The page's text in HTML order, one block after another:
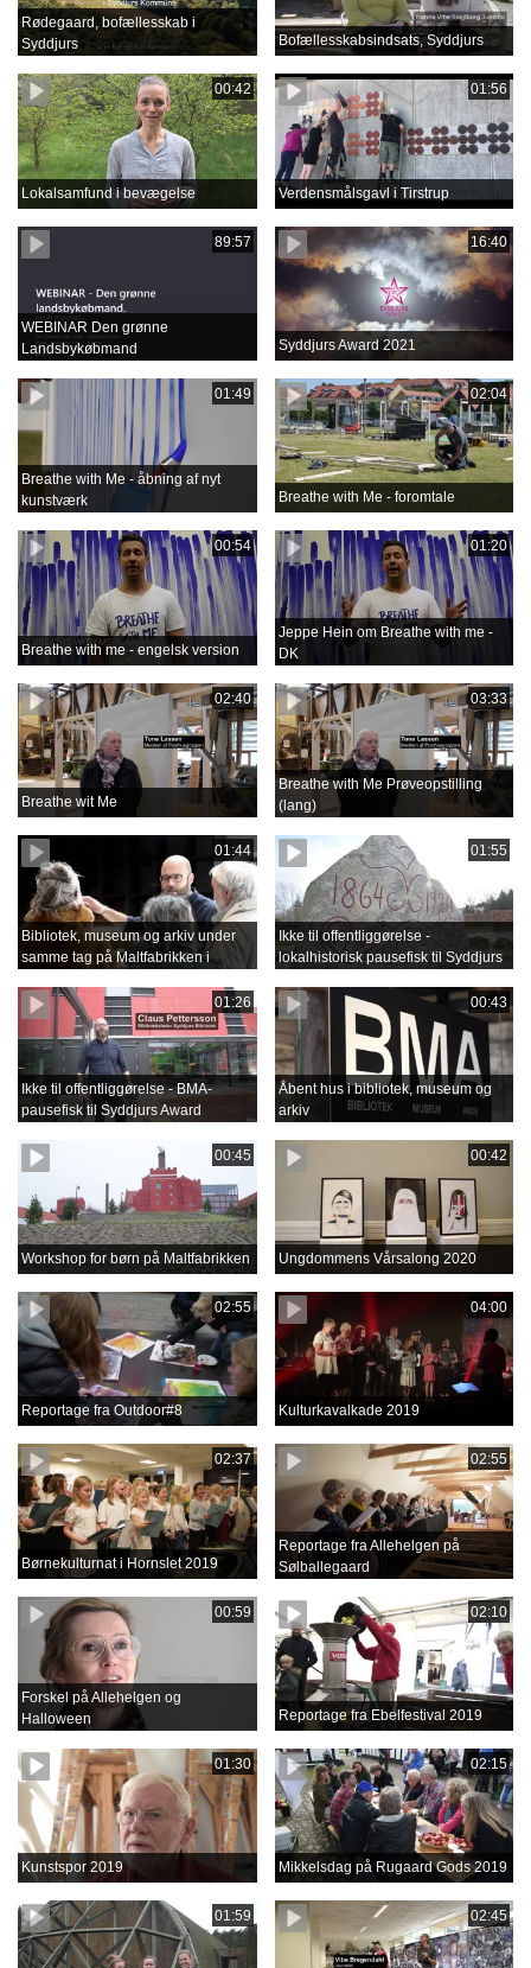
Rødegaard, bofællesskab i
Syddjurs
Bofællesskabsindsats, Syddjurs
00:42
Lokalsamfund i bevægelse
01:56
Verdensmålsgavl i Tirstrup
89:57
WEBINAR Den grønne
Landsbykøbmand
16:40
Syddjurs Award 2021
01:49
Breathe with Me - åbning af nyt
kunstværk
02:04
Breathe with Me - foromtale
00:54
Breathe with me - engelsk version
01:20
Jeppe Hein om Breathe with me -
DK
02:40
Breathe wit Me
03:33
Breathe with Me Prøveopstilling
(lang)
01:44
Bibliotek, museum og arkiv under
samme tag på Maltfabrikken i
01:55
Ikke til offentliggørelse -
lokalhistorisk pausefisk til Syddjurs
01:26
Ikke til offentliggørelse - BMA-
pausefisk til Syddjurs Award
00:43
Åbent hus i bibliotek, museum og
arkiv
00:45
Workshop for børn på Maltfabrikken
00:42
Ungdommens Vårsalong 2020
02:55
Reportage fra Outdoor#8
04:00
Kulturkavalkade 2019
02:37
Børnekulturnat i Hornslet 2019
02:55
Reportage fra Allehelgen på
Sølballegaard
00:59
Forskel på Allehelgen og
Halloween
02:10
Reportage fra Ebelfestival 2019
01:30
Kunstspor 2019
02:15
Mikkelsdag på Rugaard Gods 2019
01:59 02:45